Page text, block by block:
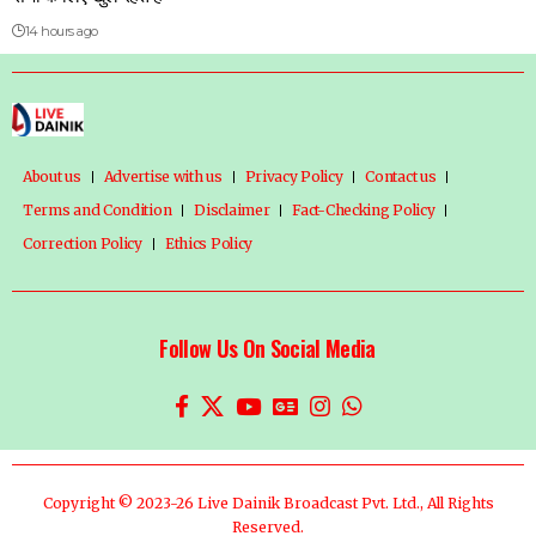
14 hours ago
About us Advertise with us Privacy Policy
Contact us
Terms and Condition
Disclaimer
Fact-Checking Policy
Correction Policy
Ethics Policy
Follow Us On Social Media
Copyright © 2023-26 Live Dainik Broadcast Pvt. Ltd., All Rights
Reserved.